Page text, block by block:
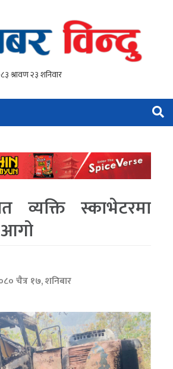
व्यक्ति स्काभेटरमा
आगो
चैत्र १७, शनिबार